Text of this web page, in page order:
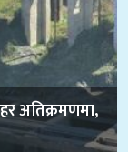
अतिक्रमणमा,